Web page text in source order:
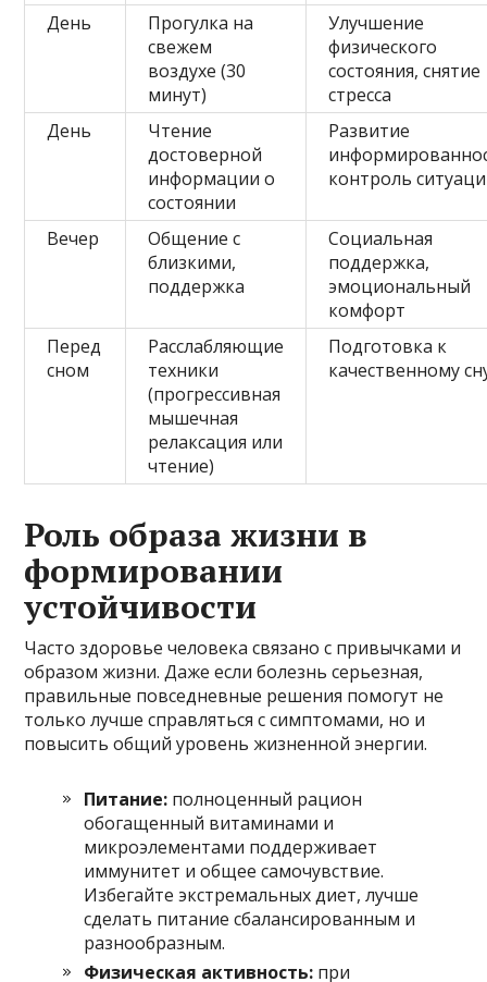
День
Прогулка на
свежем
воздухе (30
минут)
Улучшение
физического
состояния, снятие
стресса
День
Чтение
достоверной
информации о
состоянии
Развитие
контроль
Вечер
Общение с
близкими,
поддержка
Социальная
поддержка,
эмоциональный
комфорт
Перед
сном
Расслабляющие
техники
(прогрессивная
мышечная
релаксация или
чтение)
Подготовка к
качественному
Роль образа жизни в
формировании
устойчивости
Часто здоровье человека связано с привычками и
образом жизни. Даже если болезнь серьезная,
правильные повседневные решения помогут не
только лучше справляться с симптомами, но и
повысить общий уровень жизненной энергии.
Питание: полноценный рацион
обогащенный витаминами и
микроэлементами поддерживает
иммунитет и общее самочувствие.
Избегайте экстремальных диет, лучше
сделать питание сбалансированным и
разнообразным.
Физическая активность: при